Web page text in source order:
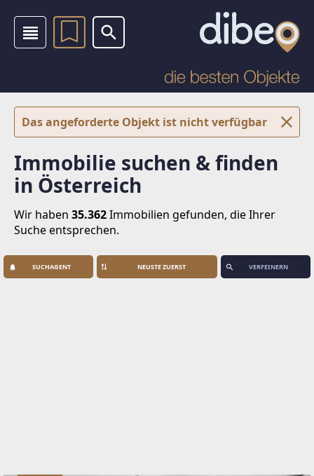
Das angeforderte Objekt ist nicht verfügbar
Immobilie suchen & finden
in Österreich
Wir haben 35.362Immobilien gefunden, die Ihrer
Suche entsprechen.
SUCHAGENT VERFEINERN